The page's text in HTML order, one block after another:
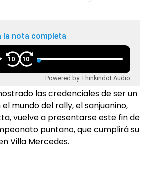
la nota completa
10 10
Powered by Thinkindot Audio
las credenciales de ser un
mundo del rally, el sanjuanino,
vuelve a presentarse este fin de
puntano, que cumplirá su
Villa Mercedes.